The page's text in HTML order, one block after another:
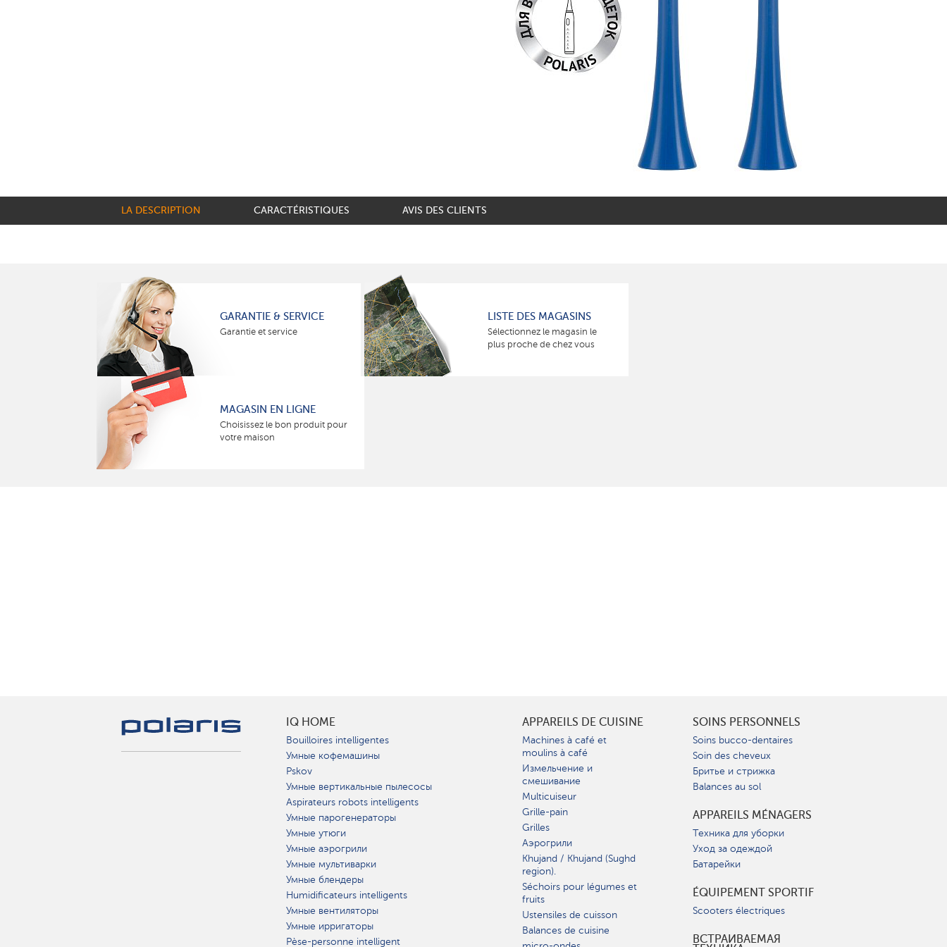
LA DESCRIPTION CARACTÉRISTIQUES AVIS DES CLIENTS
GARANTIE & SERVICE
Garantie et service
LISTE DES MAGASINS
Sélectionnez le magasin le
plus proche de chez vous
MAGASIN EN LIGNE
Choisissez le bon produit pour
votre maison
IQ HOME
Bouilloires intelligentes
Умные кофемашины
Pskov
Умные вертикальные пылесосы
Aspirateurs robots intelligents
Умные парогенераторы
Умные утюги
Умные аэрогрили
Умные мультиварки
Умные блендеры
Humidificateurs intelligents
Умные вентиляторы
Умные ирригаторы
Pèse-personne intelligent
APPAREILS DE CUISINE
Machines à café et
moulins à café
Измельчение и
смешивание
Multicuiseur
Grille-pain
Grilles
Аэрогрили
Khujand / Khujand (Sughd
region).
Séchoirs pour légumes et
fruits
Ustensiles de cuisson
Balances de cuisine
SOINS PERSONNELS
Soins bucco-dentaires
Soin des cheveux
Бритье и стрижка
Balances au sol
APPAREILS MÉNAGERS
Техника для уборки
Уход за одеждой
Батарейки
ÉQUIPEMENT SPORTIF
Scooters électriques
ВСТРАИВАЕМАЯ